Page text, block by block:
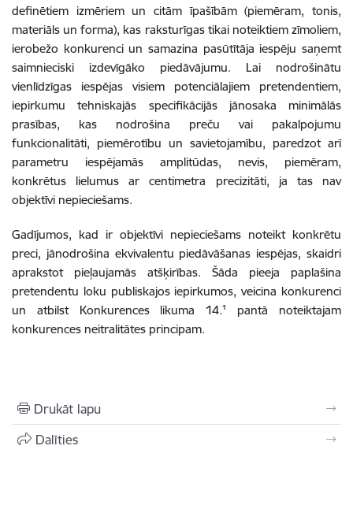
definētiem izmēriem un citām īpašībām (piemēram, tonis,
materiāls un forma), kas raksturīgas tikai noteiktiem zīmoliem,
ierobežo konkurenci un samazina pasūtītāja iespēju saņemt
saimnieciski izdevīgāko piedāvājumu. Lai nodrošinātu
vienlīdzīgas iespējas visiem potenciālajiem pretendentiem,
iepirkumu tehniskajās specifikācijās jānosaka minimālās
prasības, kas nodrošina preču vai pakalpojumu
funkcionalitāti, piemērotību un savietojamību, paredzot arī
parametru iespējamās amplitūdas, nevis, piemēram,
konkrētus lielumus ar centimetra precizitāti, ja tas nav
objektīvi nepieciešams.
Gadījumos, kad ir objektīvi nepieciešams noteikt konkrētu
preci, jānodrošina ekvivalentu piedāvāšanas iespējas, skaidri
aprakstot pieļaujamās atšķirības. Šāda pieeja paplašina
pretendentu loku publiskajos iepirkumos, veicina konkurenci
un atbilst Konkurences likuma 14.¹ pantā noteiktajam
konkurences neitralitātes principam.
Drukāt lapu
Dalīties